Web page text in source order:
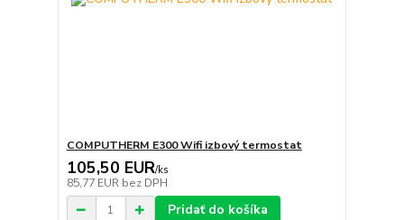
COMPUTHERM E300 Wifi izbový termostat
105,50 EUR/ks
85,77 EUR bez DPH
Pridať do košíka